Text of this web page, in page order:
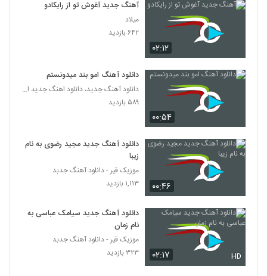
Rasoul Saberi Naro
5323
دانلود آهنگ جدید و زیبای حمید عسکری با نام
۲۸۴ بازدید
Xaniar Nemidooni (Acoustic
Version)
۲۷۹ بازدید
موزیک زیبای دورت بگردم از محمد میزبانی
5326
موزیک زیبای دختره خان از وحید سام
5327
صادق آتشی آهنگ عاشقانه
۲۴۴ بازدید
۰۲:۱۲
آهنگ جدید آغوش تو از رایکادو
میلاد
۶۴۲ بازدید
۰۰:۵۴
دانلود آهنگ امو بند میدونستم
دانلود آهنگ جدید، دانلود اهنگ جدید ایرانی
۵۸۹ بازدید
۰۰:۴۶
دانلود آهنگ جدید مجید رضوی به نام
زیبا
موزیک قیر - دانلود آهنگ جدبد
۱,۱۱۳ بازدید
۰۲:۱۷ HD
دانلود آهنگ جدید سیامک عباسی به
نام زمان
موزیک قیر - دانلود آهنگ جدبد
۳۲۳ بازدید